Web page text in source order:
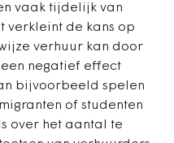
vaak tijdelijk van
verkleint de kans op
verhuur kan door
negatief effect
bijvoorbeeld spelen
of studenten
over het aantal te